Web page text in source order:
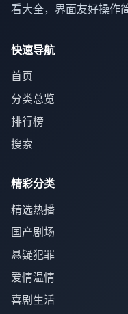
看大全，界面友好操作
快速导航
首页
分类总览
排行榜
搜索
精彩分类
精选热播
国产剧场
悬疑犯罪
爱情温情
喜剧生活